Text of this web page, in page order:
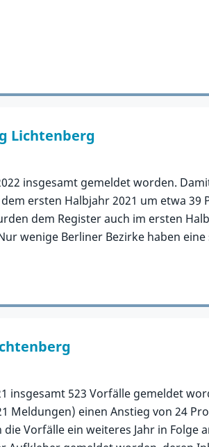
Lichtenberg
insgesamt gemeldet worden.
ersten Halbjahr 2021 um etwa 39
dem Register auch im ersten
wenige Berliner Bezirke haben eine
insgesamt 523 Vorfälle gemeldet
Meldungen) einen Anstieg von 24
Vorfälle ein weiteres Jahr in Folge